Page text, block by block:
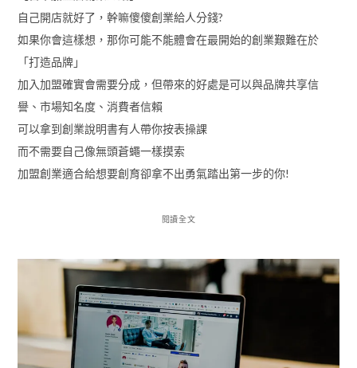
自己開店就好了，幹嘛傻傻創業給人分錢?
如果你會這樣想，那你可能不能體會在最開始的創業艱難在於
「打造品牌」
加入加盟確實會需要分成，但帶來的好處是可以與品牌共享信
譽、市場知名度、消費者信賴
可以拿到創業說明書有人帶你按表操課
而不需要自己像無頭蒼蠅一樣摸索
加盟創業適合給想要創育卻拿不出勇氣踏出第一步的你!
閱讀全文